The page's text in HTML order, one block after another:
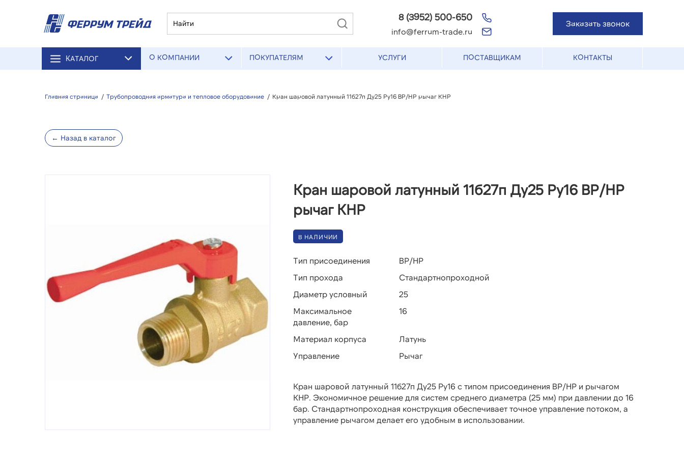
8 (3952) 500-650
info@ferrum-trade.ru
Заказать звонок
КАТАЛОГ О КОМПАНИИ ПОКУПАТЕЛЯМ УСЛУГИ ПОСТАВЩИКАМ КОНТАКТЫ
Главная страница / Трубопроводная арматура и тепловое оборудование / Кран шаровой латунный 11б27п Ду25 Ру16 ВР/НР рычаг КНР
← Назад в каталог
Кран шаровой латунный 11б27п Ду25 Ру16 ВР/НР
рычаг КНР
В НАЛИЧИИ
Тип присоединения
ВР/НР
Тип прохода
Стандартнопроходной
Диаметр условный
25
Максимальное
давление, бар
16
Материал корпуса
Латунь
Управление
Рычаг
Кран шаровой латунный 11б27п Ду25 Ру16 с типом присоединения ВР/НР и рычагом
КНР. Экономичное решение для систем среднего диаметра (25 мм) при давлении до 16
бар. Стандартнопроходная конструкция обеспечивает точное управление потоком, а
управление рычагом делает его удобным в использовании.